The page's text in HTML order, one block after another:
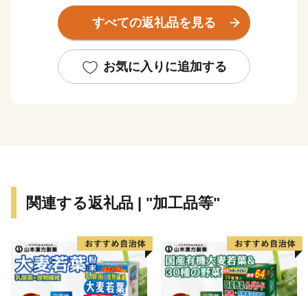
「風蓮湖」があり、野付風蓮道立自然公園を形成するな
ど、様々な景観を有しています。
たちが暮らしており、生乳生産量は「日本一」です。ま
た、沿岸部では秋鮭・アサリやホッキ・ホタテ・希少価
すべての返礼品を見る
お気に入りに追加する
関連する返礼品 | "加工品等"